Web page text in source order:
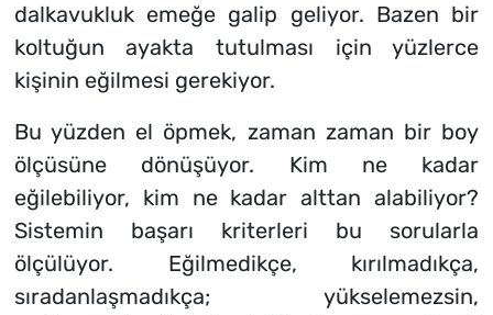
dalkavukluk emeğe galip geliyor. Bazen bir
koltuğun ayakta tutulması için yüzlerce
kişinin eğilmesi gerekiyor.
Bu yüzden el öpmek, zaman zaman bir boy
ölçüsüne dönüşüyor. Kim ne kadar
eğilebiliyor, kim ne kadar alttan alabiliyor?
Sistemin başarı kriterleri bu sorularla
ölçülüyor. Eğilmedikçe, kırılmadıkça,
sıradanlaşmadıkça; yükselemezsin,